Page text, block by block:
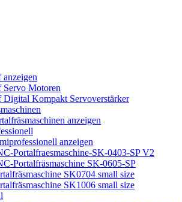
Servo Motoren
Digital Kompakt Servoverstärker
anzeigen
anzeigen
Portalfraesmaschine-SK-0403-SP V2
Portalfräsmaschine SK-0605-SP
SK0704 small size
SK1006 small size